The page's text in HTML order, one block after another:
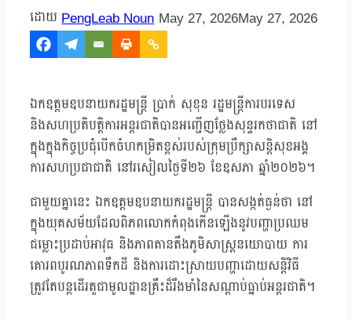
PengLeab Noun May 27, 2026May 27, 2026
ឯកឧត្តមឧបនាយករដ្ឋមន្ត្រី ប្រាក់ សុខុន រដ្ឋមន្ត្រីការបរទេស
និងសហប្រតិបត្តិការអន្តរជាតិបានអញ្ជើញថ្លែងសុន្ទរកថាជាតិ នៅ
ក្នុងក្នុងកិច្ចប្រជុំបើកចំហកម្រិតខ្ពស់របស់ក្រុមប្រឹក្សាសន្តិសុខអង្គ
ការសហប្រជាជាតិ នៅរសៀលថ្ងៃទី២៦ ខែឧសភា ឆ្នាំ២០២៦។
ជាមួយគ្នានេះ ឯកឧត្តមឧបនាយករដ្ឋមន្ត្រី បានសង្កត់ធ្ងន់ថា នៅ
ក្នុងយុគសម័យដែលពិភពលោកកំពុងកើនឡើងនូវបញ្ហាប្រឈម
ជម្លោះប្រដាប់អាវុធ និងភាពតានតឹងភូមិសាស្ត្រនយោបាយ ការ
គោរពបូរណភាពទឹកដី និងការដោះស្រាយបញ្ហាដោយសន្តិវិធី
ត្រូវតែបន្តដើរតួជាមូលដ្ឋានគ្រឹះដ៏រឹងមាំនៃសណ្តាប់ធ្នាប់អន្តរជាតិ។